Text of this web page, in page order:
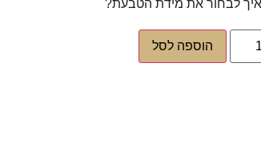
איך לבחור את מידת הטבעת?
הוספה לסל